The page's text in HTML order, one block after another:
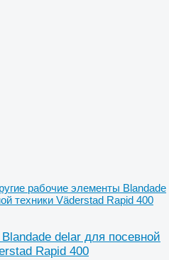
рабочие элементы Blandade
техники Väderstad Rapid 400
delar для посевной
Rapid 400